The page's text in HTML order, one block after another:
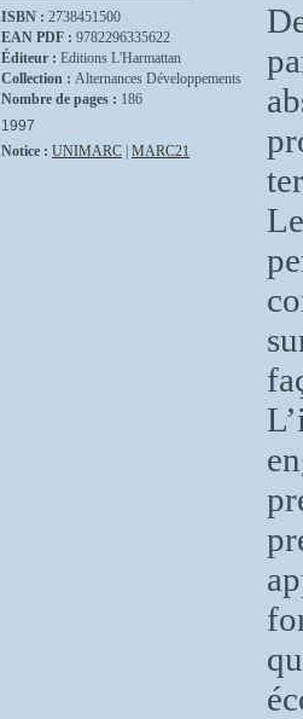
ISBN : 2738451500
EAN PDF : 9782296335622
Éditeur : Editions L'Harmattan
Collection : Alternances Développements
Nombre de pages : 186
1997
Notice : UNIMARC MARC21